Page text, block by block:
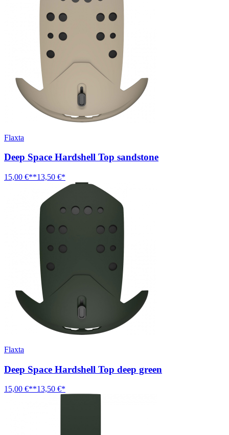
Flaxta
Deep Space Hardshell Top sandstone
15,00 €**13,50 €*
Flaxta
Deep Space Hardshell Top deep green
15,00 €**13,50 €*